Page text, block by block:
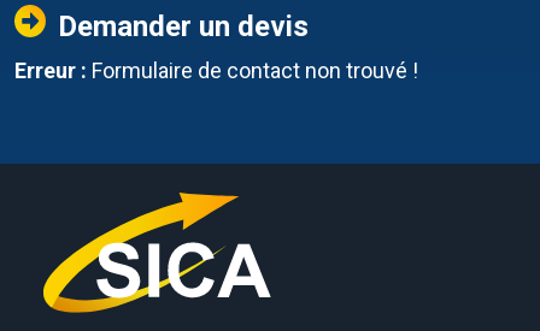
Demander un devis
Erreur : Formulaire de contact non trouvé !